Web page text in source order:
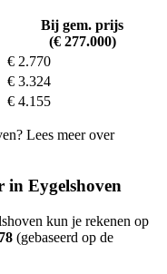
Bij gem. prijs
(€ 277.000)
€ 2.770
€ 3.324
€ 4.155
Lees meer over
in Eygelshoven
kun je rekenen op
(gebaseerd op de